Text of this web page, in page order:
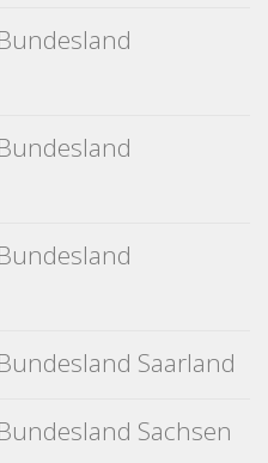
Saarland
Sachsen